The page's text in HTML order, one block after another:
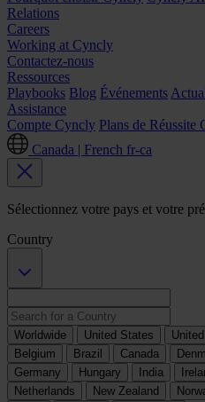
Relations
Careers
Working at Cyncly
Contactez-nous
Ressources
Playbooks Blog Événements
Assistance
Compte Cyncly Plans de Réussite
Canada | French fr-ca
Sélectionnez votre pays et votre
Country
Worldwide United States
Belgium
Brazil Canada
Germany
Hungary India
Netherlands
New Zealand